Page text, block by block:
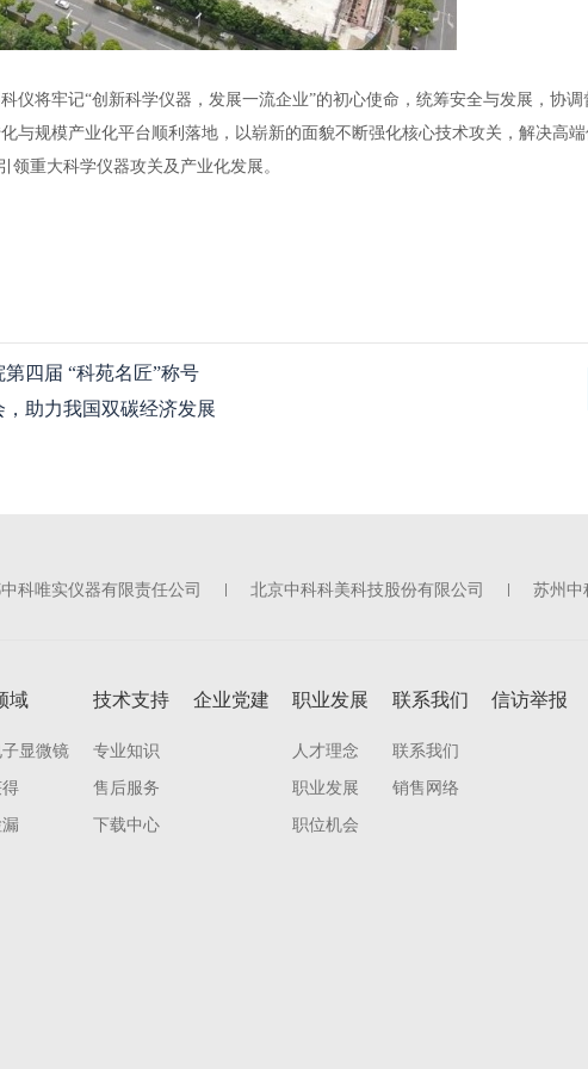
仪将牢记“创新科学仪器，发展一流企业”的初心使命，统筹安全与发展，协调
与规模产业化平台顺利落地，以崭新的面貌不断强化核心技术攻关，解决高端
领重大科学仪器攻关及产业化发展。
四届 “科苑名匠”称号
助力我国双碳经济发展
科唯实仪器有限责任公司 北京中科科美科技股份有限公司 苏州中
域
显微镜
技术支持
专业知识
售后服务
下载中心
企业党建 职业发展
人才理念
职业发展
职位机会
联系我们
联系我们
销售网络
信访举报